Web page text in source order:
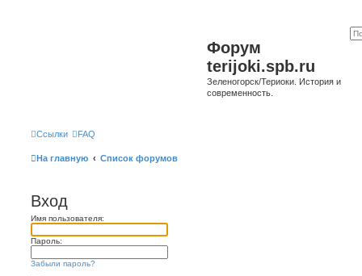
Форум
terijoki.spb.ru
Зеленогорск/Териоки. История и
современность.
Ссылки FAQ
На главную Список форумов
Вход
Имя пользователя:
Пароль:
Забыли пароль?